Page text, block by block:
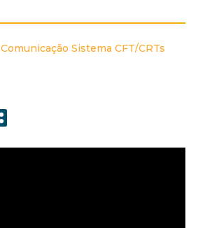
Comunicação Sistema CFT/CRTs